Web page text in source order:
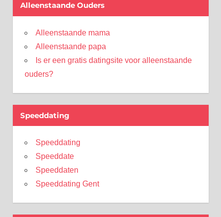
Alleenstaande Ouders
Alleenstaande mama
Alleenstaande papa
Is er een gratis datingsite voor alleenstaande
ouders?
Speeddating
Speeddating
Speeddate
Speeddaten
Speeddating Gent